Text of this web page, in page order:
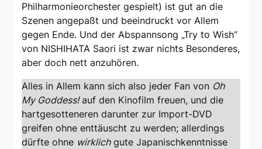
Philharmonieorchester gespielt) ist gut an die
Szenen angepaßt und beeindruckt vor Allem
gegen Ende. Und der Abspannsong „Try to Wish”
von NISHIHATA Saori ist zwar nichts Besonderes,
aber doch nett anzuhören.
Alles in Allem kann sich also jeder Fan von Oh
My Goddess!auf den Kinofilm freuen, und die
hartgesotteneren darunter zur Import-DVD
greifen ohne enttäuscht zu werden; allerdings
dürfte ohne wirklichgute Japanischkenntnisse